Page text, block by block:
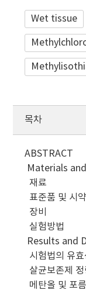
Wet tissue
목차
ABSTRACT
Materials
재료
표준품 및 시약
장비
실험방법
Results and
시험법의 유
살균보존제
메탄올 및 포